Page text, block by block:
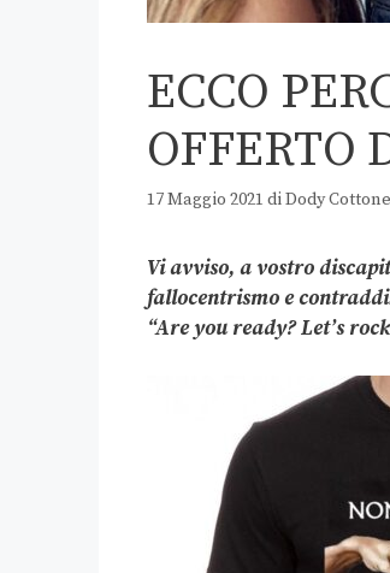
ECCO
OFFERTO
17 Maggio 2021 diDody Cottone
Vi avviso, a vostro
fallocentrismo e
“Are you ready? Let’s